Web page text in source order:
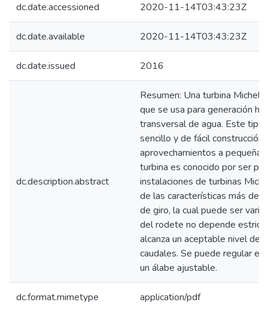
dc.date.accessioned 2020-11-14T03:43:23Z
dc.date.available 2020-11-14T03:43:23Z
dc.date.issued 2016
dc.description.abstract
Resumen: Una turbina
que se usa para generación
transversal de agua. Este tipo
sencillo y de fácil
aprovechamientos a pequeña
turbina es conocido por ser
instalaciones de turbinas
de las características más
de giro, la cual puede ser
del rodete no depende
alcanza un aceptable nivel de
caudales. Se puede regular el
un álabe ajustable.
dc.format.mimetype application/pdf